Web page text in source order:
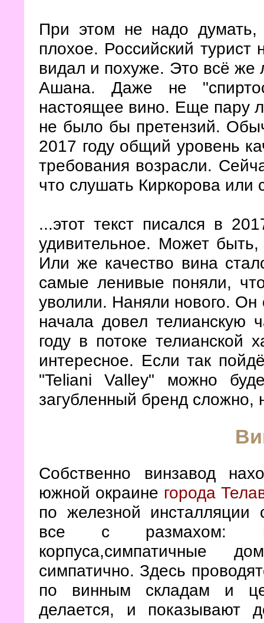
При этом не надо думать,
плохое. Российский турист
видал и похуже. Это всё же
Ашана. Даже не
настоящее вино. Еще пару
не было бы претензий.
2017 году общий уровень
требования возрасли.
что слушать Киркорова или
...этот текст писался в
удивительное. Может быть,
Или же качество вина
самые ленивые поняли,
уволили. Наняли нового.
начала довел телианскую
году в потоке телианской
интересное. Если так
"Teliani Valley" можно
загубленный бренд сложно,
Собственно винзавод
южной окраине города
по железной инсталляции
все с размахом:
корпуса,симпатичные
симпатично. Здесь
по винным складам и
делается, и показывают